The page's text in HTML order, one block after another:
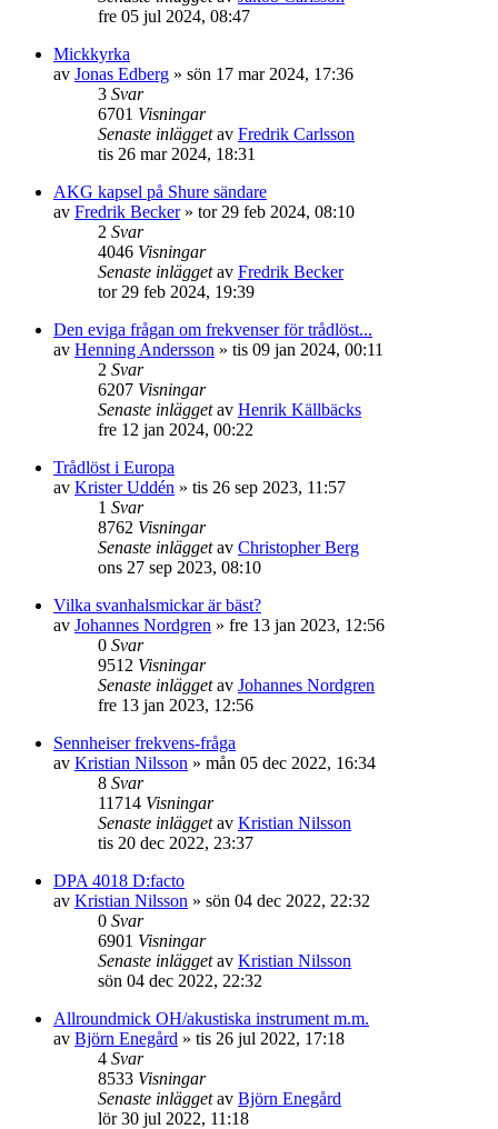
fre 05 jul 2024, 08:47
Mickkyrka
av Jonas Edberg » sön 17 mar 2024, 17:36
3 Svar
6701 Visningar
Senaste inläggetav Fredrik Carlsson
tis 26 mar 2024, 18:31
AKG kapsel på Shure sändare
av Fredrik Becker» tor 29 feb 2024, 08:10
2 Svar
4046 Visningar
Senaste inläggetav Fredrik Becker
tor 29 feb 2024, 19:39
Den eviga frågan om frekvenser för trådlöst...
av Henning Andersson » tis 09 jan 2024, 00:11
2 Svar
6207 Visningar
Senaste inläggetav Henrik Källbäcks
fre 12 jan 2024, 00:22
Trådlöst i Europa
av Krister Uddén » tis 26 sep 2023, 11:57
1 Svar
8762 Visningar
Senaste inläggetav Christopher Berg
ons 27 sep 2023, 08:10
Vilka svanhalsmickar är bäst?
av Johannes Nordgren » fre 13 jan 2023, 12:56
0 Svar
9512 Visningar
Senaste inläggetav Johannes Nordgren
fre 13 jan 2023, 12:56
Sennheiser frekvens-fråga
av Kristian Nilsson » mån 05 dec 2022, 16:34
8 Svar
11714 Visningar
Senaste inläggetav Kristian Nilsson
tis 20 dec 2022, 23:37
DPA 4018 D:facto
av Kristian Nilsson » sön 04 dec 2022, 22:32
0 Svar
6901 Visningar
Senaste inläggetav Kristian Nilsson
sön 04 dec 2022, 22:32
Allroundmick OH/akustiska instrument m.m.
av Björn Enegård » tis 26 jul 2022, 17:18
4 Svar
8533 Visningar
Senaste inläggetav Björn Enegård
lör 30 jul 2022, 11:18